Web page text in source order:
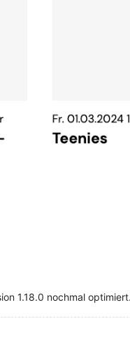
1.18.0 nochmal optimiert.